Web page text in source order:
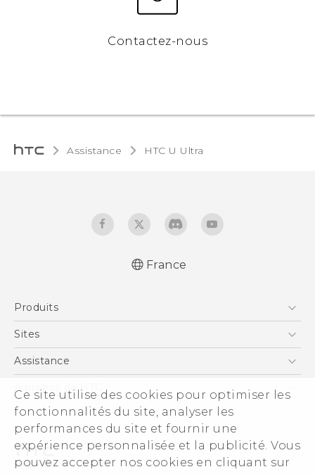
Ce site utilise des cookies pour optimiser les
fonctionnalités du site, analyser les
performances du site et fournir une
expérience personnalisée et la publicité. Vous
pouvez accepter nos cookies en cliquant sur
Contactez-nous
Assistance HTC U Ultra‎
réglementation
English - Safety and regulatory guide
France
Produits
Smartphones
Vive
Accessoires
Sites
HTC Vive
HTC Pro
Assistance
eCommerce Support
À propos de HTC
ESG
Informations sur la société
Sécurité du produit